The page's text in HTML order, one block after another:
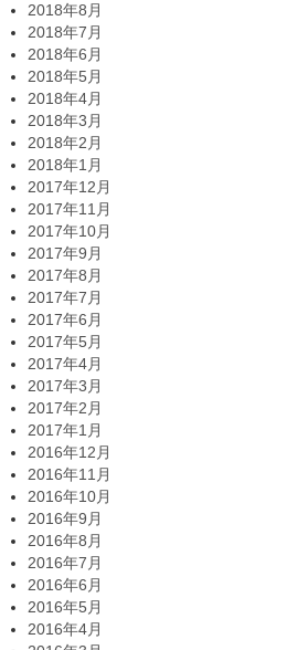
2018年8月
2018年7月
2018年6月
2018年5月
2018年4月
2018年3月
2018年2月
2018年1月
2017年12月
2017年11月
2017年10月
2017年9月
2017年8月
2017年7月
2017年6月
2017年5月
2017年4月
2017年3月
2017年2月
2017年1月
2016年12月
2016年11月
2016年10月
2016年9月
2016年8月
2016年7月
2016年6月
2016年5月
2016年4月